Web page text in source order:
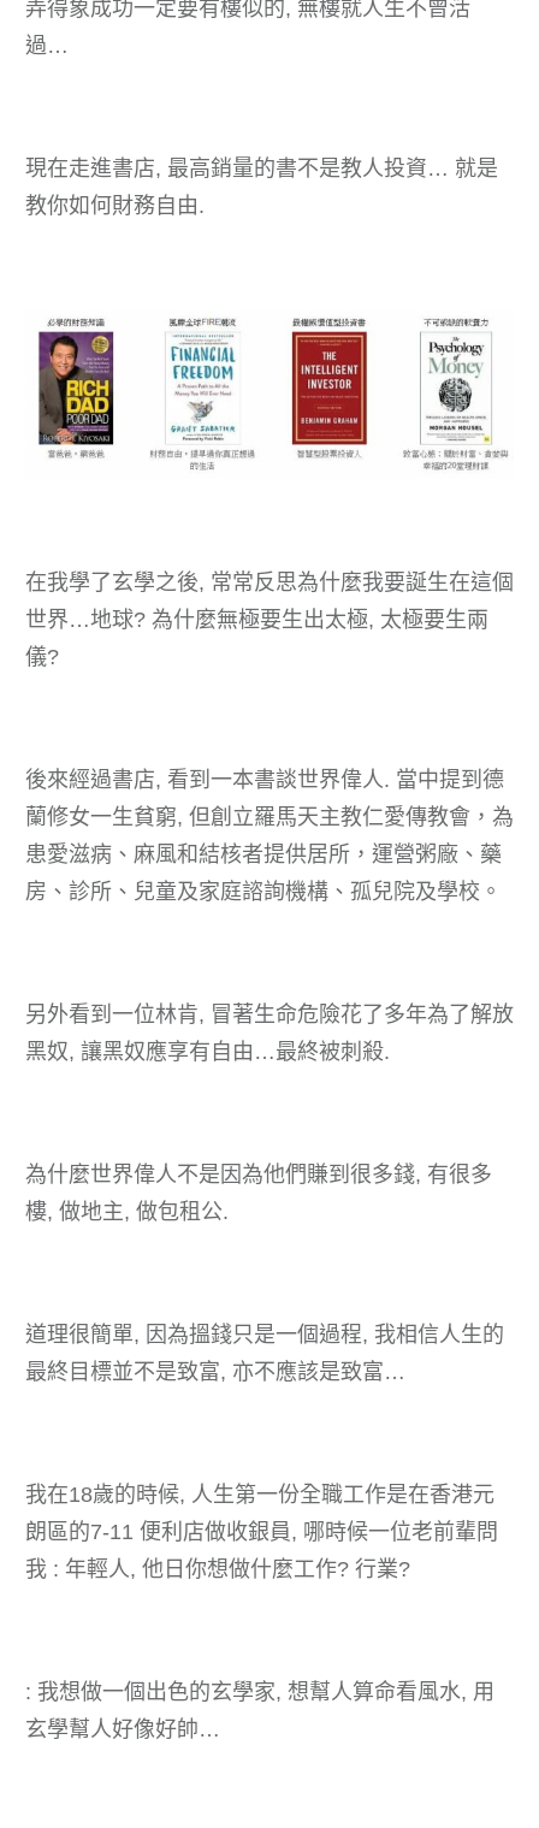
弄得象成功一定要有樓似的, 無樓就人生不曾活
過…
現在走進書店, 最高銷量的書不是教人投資… 就是
教你如何財務自由.
在我學了玄學之後, 常常反思為什麼我要誕生在這個
世界…地球? 為什麼無極要生出太極, 太極要生兩
儀?
後來經過書店, 看到一本書談世界偉人. 當中提到德
蘭修女一生貧窮, 但創立羅馬天主教仁愛傳教會，為
患愛滋病、麻風和結核者提供居所，運營粥廠、藥
房、診所、兒童及家庭諮詢機構、孤兒院及學校。
另外看到一位林肯, 冒著生命危險花了多年為了解放
黑奴, 讓黑奴應享有自由…最終被刺殺.
為什麼世界偉人不是因為他們賺到很多錢, 有很多
樓, 做地主, 做包租公.
道理很簡單, 因為搵錢只是一個過程, 我相信人生的
最終目標並不是致富, 亦不應該是致富…
我在18歲的時候, 人生第一份全職工作是在香港元
朗區的7-11 便利店做收銀員, 哪時候一位老前輩問
我 : 年輕人, 他日你想做什麼工作? 行業?
: 我想做一個出色的玄學家, 想幫人算命看風水, 用
玄學幫人好像好帥…